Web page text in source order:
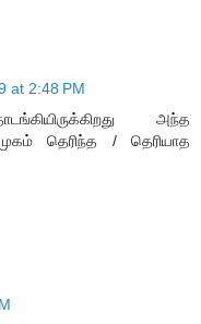
at 2:48 PM
அந்த
தெரிந்த / தெரியாத